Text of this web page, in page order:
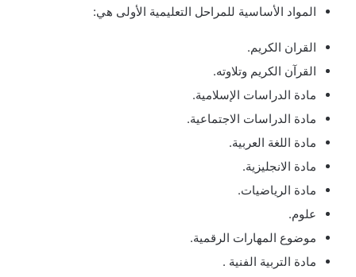
المواد الأساسية للمراحل التعليمية الأولى هي:
القران الكريم.
القرآن الكريم وتلاوته.
مادة الدراسات الإسلامية.
مادة الدراسات الاجتماعية.
مادة اللغة العربية.
مادة الانجليزية.
مادة الرياضيات.
علوم.
موضوع المهارات الرقمية.
مادة التربية الفنية .